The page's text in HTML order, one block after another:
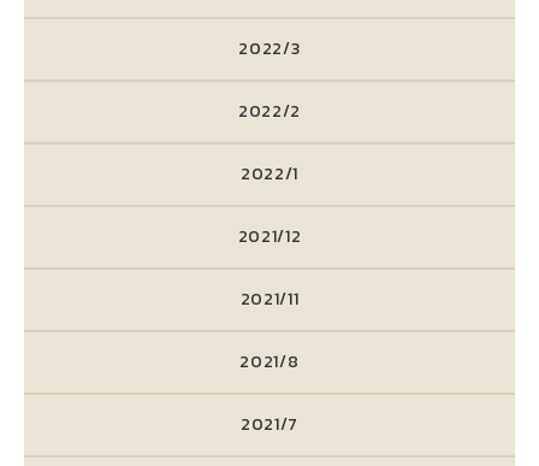
2022/3
2022/2
2022/1
2021/12
2021/11
2021/8
2021/7